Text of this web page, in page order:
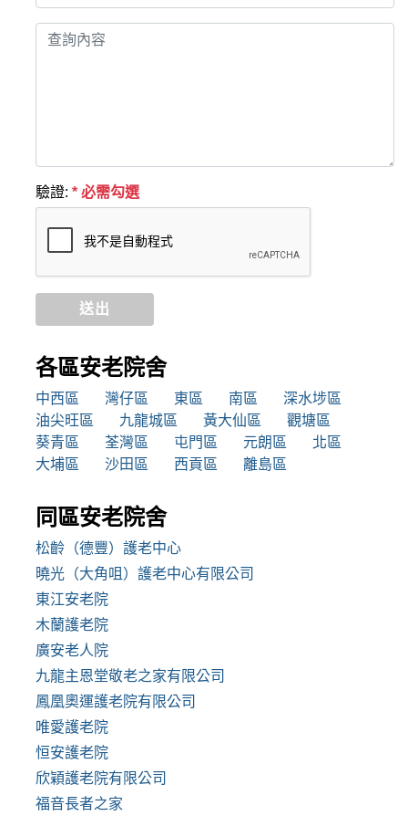
驗證: * 必需勾選
送出
各區安老院舍
中西區 灣仔區 東區 南區
深水埗區
油尖旺區
九龍城區 黃大仙區
觀塘區
葵青區
荃灣區 屯門區 元朗區
北區
大埔區
沙田區 西貢區 離島區
同區安老院舍
松齡（德豐）護老中心
曉光（大角咀）護老中心有限公司
東江安老院
木蘭護老院
廣安老人院
九龍主恩堂敬老之家有限公司
鳳凰奧運護老院有限公司
唯愛護老院
恒安護老院
欣穎護老院有限公司
福音長者之家